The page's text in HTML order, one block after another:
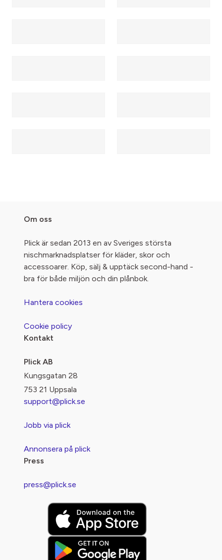
Om oss
Plick är sedan 2013 en av Sveriges största
nischmarknadsplatser för kläder, skor och
accessoarer. Köp, sälj & upptäck second-hand -
bra för både miljön och din plånbok.
Hantera cookies
Cookie policy
Kontakt
Plick AB
Kungsgatan 28
753 21 Uppsala
support@plick.se
Jobb via plick
Annonsera på plick
Press
press@plick.se